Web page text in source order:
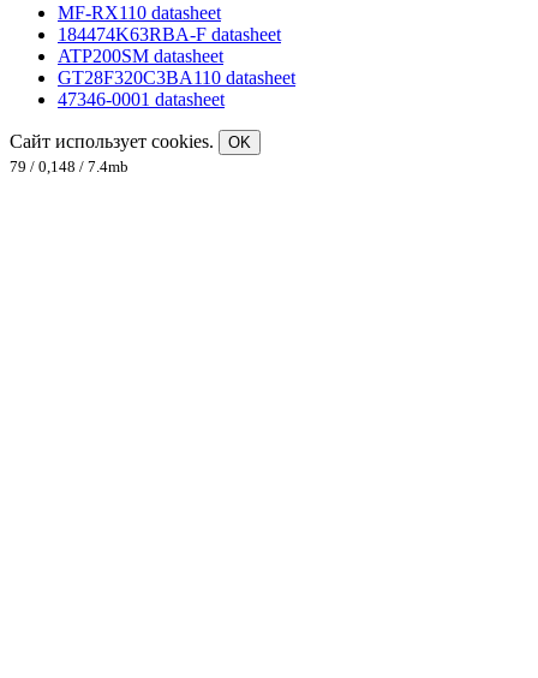
MF-RX110 datasheet
184474K63RBA-F datasheet
ATP200SM datasheet
GT28F320C3BA110 datasheet
47346-0001 datasheet
Сайт использует cookies.
OK
79 / 0,148 / 7.4mb